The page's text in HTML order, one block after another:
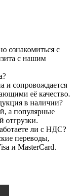
ознакомиться с
с нашим
и сопровождается
её качество.
в наличии?
а популярные
отгрузки.
ли с НДС?
переводы,
и MasterCard.